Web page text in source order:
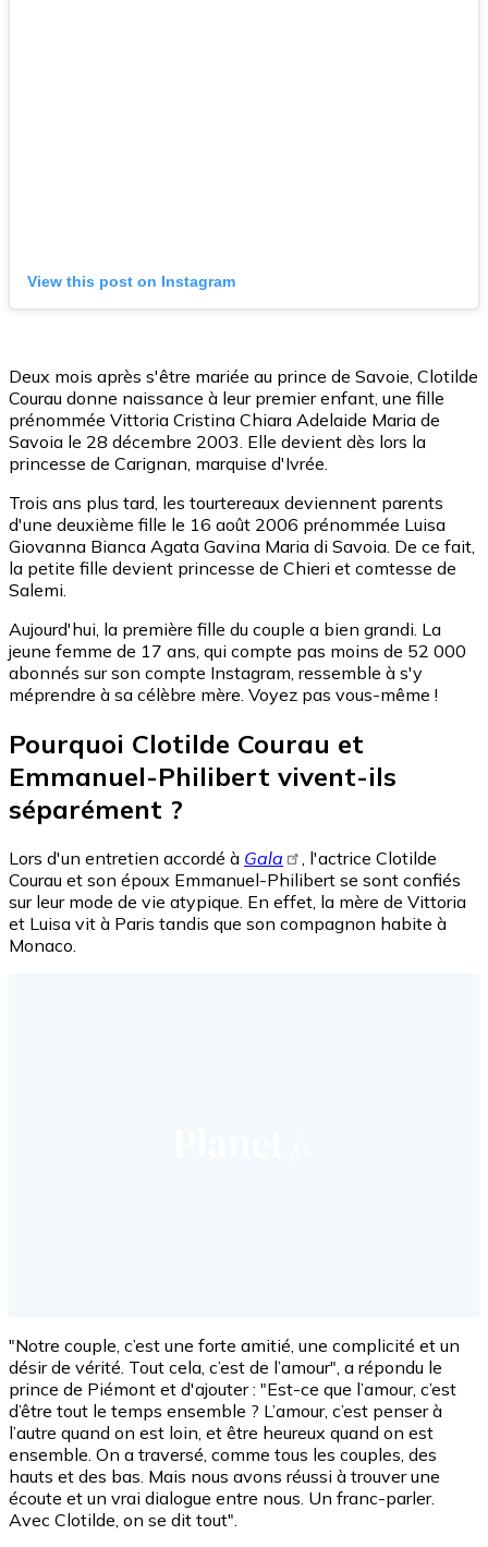
View this post on Instagram
Deux mois après s'être mariée au prince de Savoie, Clotilde
Courau donne naissance à leur premier enfant, une fille
prénommée Vittoria Cristina Chiara Adelaide Maria de
Savoia le 28 décembre 2003. Elle devient dès lors la
princesse de Carignan, marquise d'Ivrée.
Trois ans plus tard, les tourtereaux deviennent parents
d'une deuxième fille le 16 août 2006 prénommée Luisa
Giovanna Bianca Agata Gavina Maria di Savoia. De ce fait,
la petite fille devient princesse de Chieri et comtesse de
Salemi.
Aujourd'hui, la première fille du couple a bien grandi. La
jeune femme de 17 ans, qui compte pas moins de 52 000
abonnés sur son compte Instagram, ressemble à s'y
méprendre à sa célèbre mère. Voyez pas vous-même !
Pourquoi Clotilde Courau et
Emmanuel-Philibert vivent-ils
séparément ?
Lors d'un entretien accordé à Gala
, l'actrice Clotilde
Courau et son époux Emmanuel-Philibert se sont confiés
sur leur mode de vie atypique. En effet, la mère de Vittoria
et Luisa vit à Paris tandis que son compagnon habite à
Monaco.
"Notre couple, c’est une forte amitié, une complicité et un
désir de vérité. Tout cela, c’est de l’amour", a répondu le
prince de Piémont et d'ajouter : "Est-ce que l’amour, c’est
d’être tout le temps ensemble ? L’amour, c’est penser à
l’autre quand on est loin, et être heureux quand on est
ensemble. On a traversé, comme tous les couples, des
hauts et des bas. Mais nous avons réussi à trouver une
écoute et un vrai dialogue entre nous. Un franc-parler.
Avec Clotilde, on se dit tout".